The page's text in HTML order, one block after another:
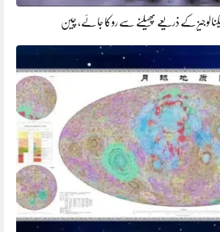
کے ذریعے پھیلنے سے روکا جائے، چین